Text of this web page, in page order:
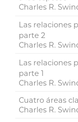
Charles R.
Las relaciones
parte 2
Charles R.
Las relaciones
parte 1
Charles R.
Cuatro áreas
Charles R.